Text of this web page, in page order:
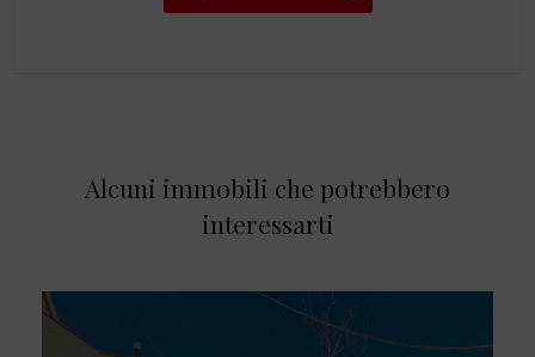
Alcuni immobili che potrebbero
interessarti